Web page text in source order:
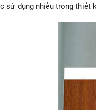
sử dụng nhiều trong thiết